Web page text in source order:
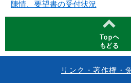
陳情、要望書の受付状況
リンク・著作権・